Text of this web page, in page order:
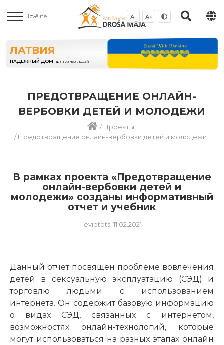
Izvēlne A- A+
ЛАТВИЯ
НАДЕЖНЫЙ ДОМ ДЛЯ РАЗНЫХ ЛЮДЕЙ
ПРЕДОТВРАЩЕНИЕ ОНЛАЙН-
ВЕРБОВКИ ДЕТЕЙ И МОЛОДЕЖИ
/Проекты
/Предотвращение онлайн-вербовки детей и молодежи
В рамках проекта «Предотвращение
онлайн-вербовки детей и
молодежи» созданы информативный
отчет и учебник
Ievietots: 11.02.2021
Данный отчет посвящен проблеме вовлечения
детей в сексуальную эксплуатацию (СЭД) и
торговлю людьми с использованием
интернета. Он содержит базовую информацию
о видах СЭД, связанных с интернетом,
возможностях онлайн-технологий, которые
могут использоваться на разных этапах онлайн